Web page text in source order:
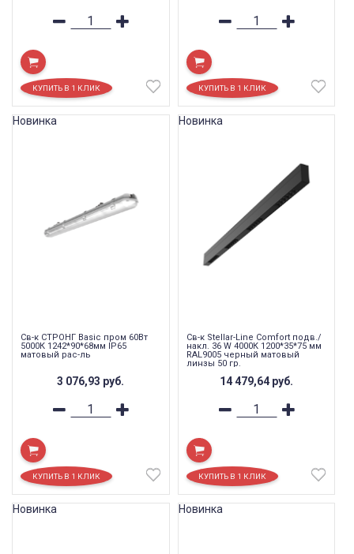
Св-к СТРОНГ Basic пром 60Вт
5000К 1242*90*68мм IP65
матовый рас-ль
3 076,93 руб.
Новинка
Св-к Stellar-Line Сomfort подв./
накл. 36 W 4000К 1200*35*75 мм
RAL9005 черный матовый
линзы 50 гр.
14 479,64 руб.
Новинка
Новинка Новинка